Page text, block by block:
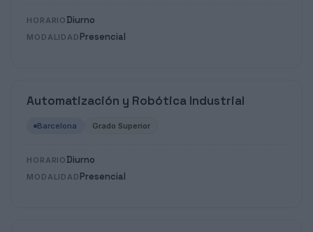
HORARIO Diurno
MODALIDAD Presencial
Automatización y Robótica Industrial
Barcelona Grado Superior
HORARIO Diurno
MODALIDAD Presencial